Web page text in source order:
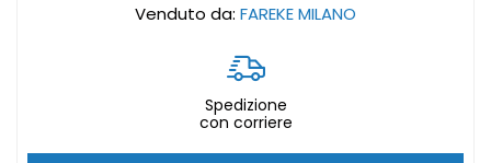
Venduto da: FAREKE MILANO
Spedizione
con corriere